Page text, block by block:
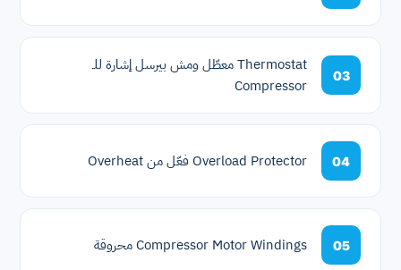
03
Thermostat معطّل ومش بيرسل إشارة للـ
Compressor
04 Overload Protector فعّل من Overheat
05 Compressor Motor Windings محروقة